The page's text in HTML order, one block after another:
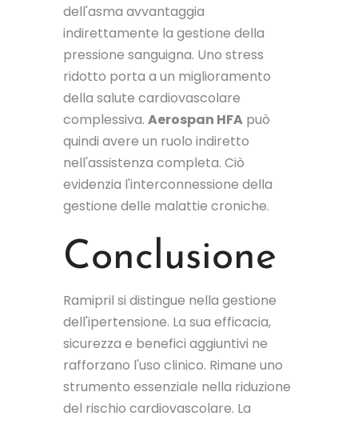
dell'asma avvantaggia
indirettamente la gestione della
pressione sanguigna. Uno stress
ridotto porta a un miglioramento
della salute cardiovascolare
complessiva. Aerospan HFA può
quindi avere un ruolo indiretto
nell'assistenza completa. Ciò
evidenzia l'interconnessione della
gestione delle malattie croniche.
Conclusione
Ramipril si distingue nella gestione
dell'ipertensione. La sua efficacia,
sicurezza e benefici aggiuntivi ne
rafforzano l'uso clinico. Rimane uno
strumento essenziale nella riduzione
del rischio cardiovascolare. La